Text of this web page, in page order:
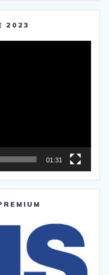
2023
01:31